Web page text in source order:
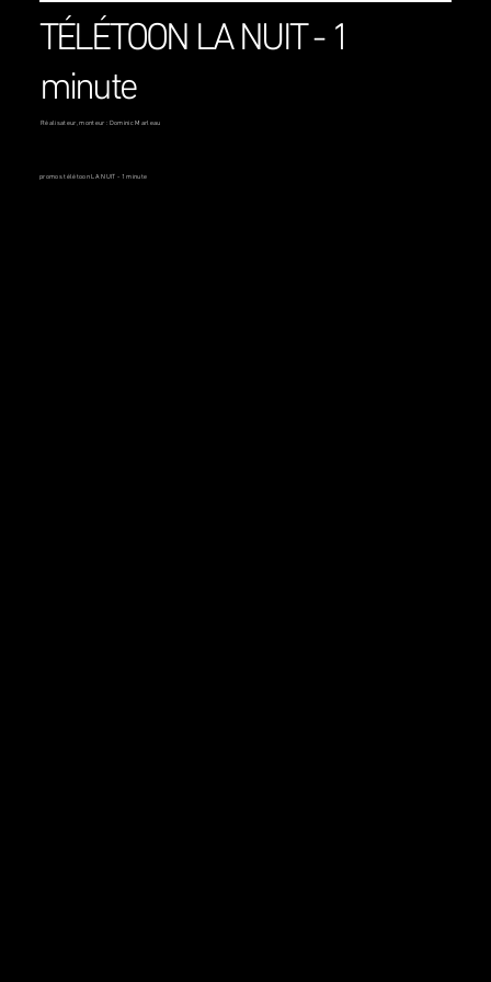
TÉLÉTOON LA NUIT - 1
minute
Réalisateur, monteur : Dominic Marleau
promos télétoon LA NUIT - 1 minute